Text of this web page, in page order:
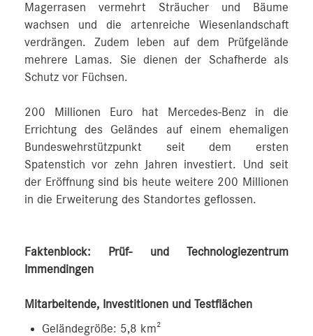
Magerrasen vermehrt Sträucher und Bäume
wachsen und die artenreiche Wiesenlandschaft
verdrängen. Zudem leben auf dem Prüfgelände
mehrere Lamas. Sie dienen der Schafherde als
Schutz vor Füchsen.
200 Millionen Euro hat Mercedes‑Benz in die
Errichtung des Geländes auf einem ehemaligen
Bundeswehrstützpunkt seit dem ersten
Spatenstich vor zehn Jahren investiert. Und seit
der Eröffnung sind bis heute weitere 200 Millionen
in die Erweiterung des Standortes geflossen.
Faktenblock: Prüf- und Technologiezentrum
Immendingen
Mitarbeitende, Investitionen und Testflächen
Geländegröße: 5,8 km²